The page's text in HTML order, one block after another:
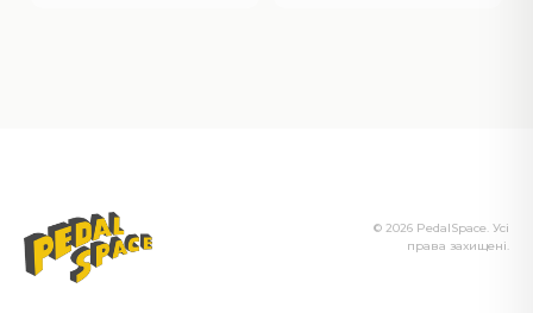
© 2026 PedalSpace. Усі
права захищені.